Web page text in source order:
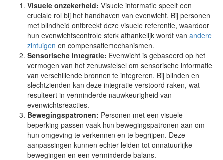
Visuele onzekerheid: Visuele informatie speelt een
cruciale rol bij het handhaven van evenwicht. Bij personen
met blindheid ontbreekt deze visuele referentie, waardoor
hun evenwichtscontrole sterk afhankelijk wordt van andere
zintuigen en compensatiemechanismen.
Sensorische integratie: Evenwicht is gebaseerd op het
vermogen van het zenuwstelsel om sensorische informatie
van verschillende bronnen te integreren. Bij blinden en
slechtzienden kan deze integratie verstoord raken, wat
resulteert in verminderde nauwkeurigheid van
evenwichtsreacties.
Bewegingspatronen: Personen met een visuele
beperking passen vaak hun bewegingspatronen aan om
hun omgeving te verkennen en te begrijpen. Deze
aanpassingen kunnen echter leiden tot onnatuurlijke
bewegingen en een verminderde balans.